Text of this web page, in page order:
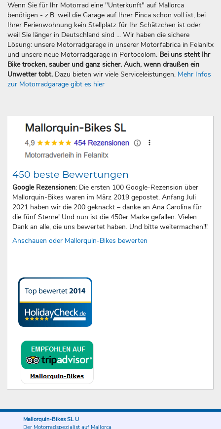
Wenn Sie für Ihr Motorrad eine "Unterkunft" auf Mallorca
benötigen - z.B. weil die Garage auf Ihrer Finca schon voll ist, bei
Ihrer Ferienwohnung kein Stellplatz für Ihr Schätzchen ist oder
weil Sie länger in Deutschland sind ... Wir haben die sichere
Lösung: unsere Motorradgarage in unserer Motorfabrica in Felanitx
und unsere neue Motorradgarage in Portocolom. Bei uns steht Ihr
Bike trocken, sauber und ganz sicher. Auch, wenn draußen ein
Unwetter tobt. Dazu bieten wir viele Serviceleistungen. Mehr Infos
zur Motorradgarage gibt es hier
450 beste Bewertungen
Google Rezensionen: Die ersten 100 Google-Rezension über
Mallorquin-Bikes waren im März 2019 gepostet. Anfang Juli
2021 haben wir die 200 geknackt – danke an Ana Carolina für
die fünf Sterne! Und nun ist die 450er Marke gefallen. Vielen
Dank an alle, die uns bewertet haben. Und bitte weitermachen!!!
Anschauen oder Mallorquin-Bikes bewerten
Mallorquin-Bikes SL U
Der Motorradspezialist auf Mallorca